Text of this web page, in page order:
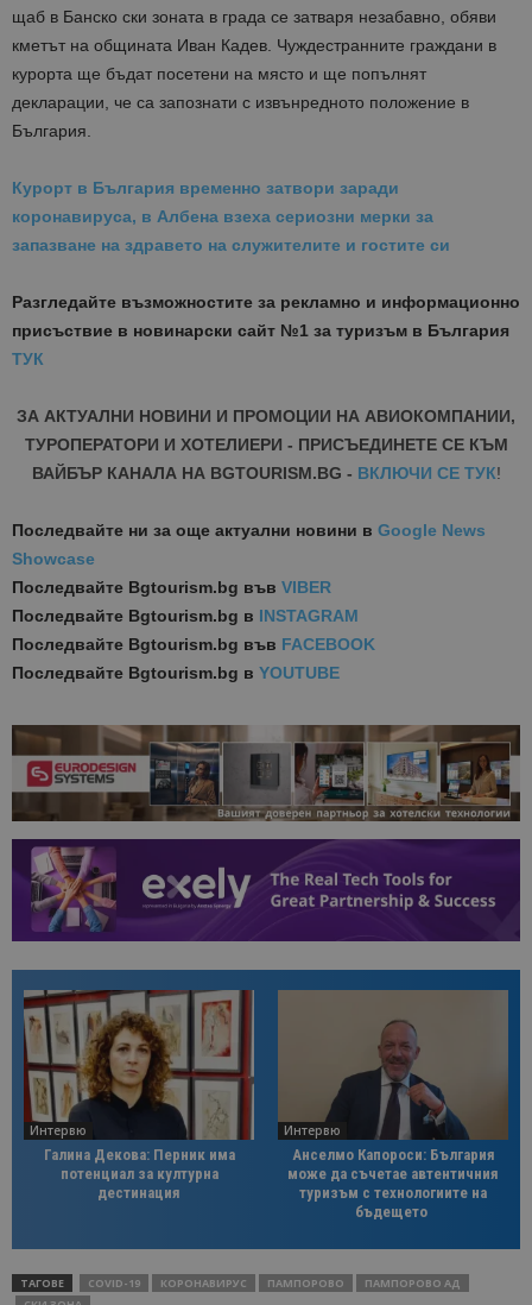
щаб в Банско ски зоната в града се затваря незабавно, обяви
кметът на общината Иван Кадев. Чуждестранните граждани в
курорта ще бъдат посетени на място и ще попълнят
декларации, че са запознати с извънредното положение в
България.
Курорт в България временно затвори заради
коронавируса, в Албена взеха сериозни мерки за
запазване на здравето на служителите и гостите си
Разгледайте възможностите за рекламно и информационно
присъствие в новинарски сайт №1 за туризъм в България
ТУК
ЗА АКТУАЛНИ НОВИНИ И ПРОМОЦИИ НА АВИОКОМПАНИИ,
ТУРОПЕРАТОРИ И ХОТЕЛИЕРИ - ПРИСЪЕДИНЕТЕ СЕ КЪМ
ВАЙБЪР КАНАЛА НА BGTOURISM.BG - ВКЛЮЧИ СЕ ТУК!
Последвайте ни за още актуални новини в Google News
Showcase
Последвайте Bgtourism.bg във VIBER
Последвайте Bgtourism.bg в INSTAGRAM
Последвайте Bgtourism.bg във FACEBOOK
Последвайте Bgtourism.bg в YOUTUBE
Интервю
Галина Декова: Перник има
потенциал за културна
дестинация
Интервю
Анселмо Капороси: България
може да съчетае автентичния
туризъм с технологиите на
бъдещето
ТАГОВЕ COVID-19 КОРОНАВИРУС ПАМПОРОВО
ПАМПОРОВО АД